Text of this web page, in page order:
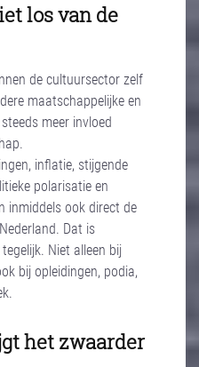
los van de
de cultuursector zelf
maatschappelijke en
meer invloed
inflatie, stijgende
polarisatie en
inmiddels ook direct de
Dat is
Niet alleen bij
bij opleidingen, podia,
het zwaarder